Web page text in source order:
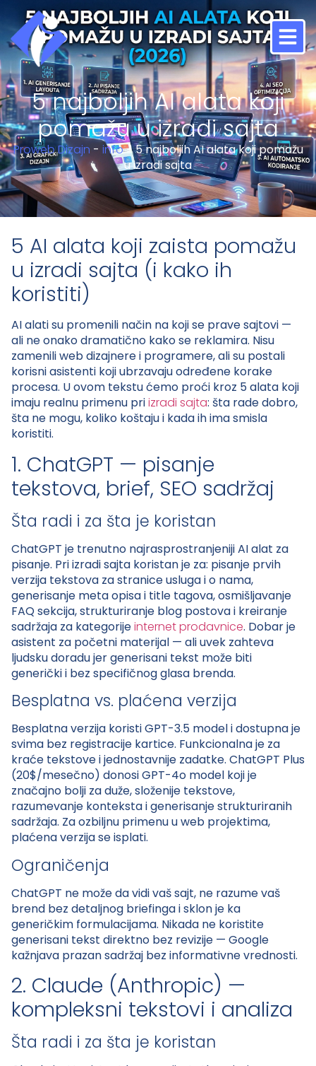
5 najboljih AI alata koji
pomažu u izradi sajta
Proweb Dizajn - info-5 najboljih AI alata koji pomažu
u izradi sajta
5 AI alata koji zaista pomažu
u izradi sajta (i kako ih
koristiti)
AI alati su promenili način na koji se prave sajtovi —
ali ne onako dramatično kako se reklamira. Nisu
zamenili web dizajnere i programere, ali su postali
korisni asistenti koji ubrzavaju određene korake
procesa. U ovom tekstu ćemo proći kroz 5 alata koji
imaju realnu primenu priizradi sajta: šta rade dobro,
šta ne mogu, koliko koštaju i kada ih ima smisla
koristiti.
1. ChatGPT — pisanje
tekstova, brief, SEO sadržaj
Šta radi i za šta je koristan
ChatGPT je trenutno najrasprostranjeniji AI alat za
pisanje. Pri izradi sajta koristan je za: pisanje prvih
verzija tekstova za stranice usluga i o nama,
generisanje meta opisa i title tagova, osmišljavanje
FAQ sekcija, strukturiranje blog postova i kreiranje
sadržaja za kategorijeinternet prodavnice. Dobar je
asistent za početni materijal — ali uvek zahteva
ljudsku doradu jer generisani tekst može biti
generički i bez specifičnog glasa brenda.
Besplatna vs. plaćena verzija
Besplatna verzija koristi GPT-3.5 model i dostupna je
svima bez registracije kartice. Funkcionalna je za
kraće tekstove i jednostavnije zadatke. ChatGPT Plus
(20$/mesečno) donosi GPT-4o model koji je
značajno bolji za duže, složenije tekstove,
razumevanje konteksta i generisanje strukturiranih
sadržaja. Za ozbiljnu primenu u web projektima,
plaćena verzija se isplati.
Ograničenja
ChatGPT ne može da vidi vaš sajt, ne razume vaš
brend bez detaljnog briefinga i sklon je ka
generičkim formulacijama. Nikada ne koristite
generisani tekst direktno bez revizije — Google
kažnjava prazan sadržaj bez informativne vrednosti.
2. Claude (Anthropic) —
kompleksni tekstovi i analiza
Šta radi i za šta je koristan